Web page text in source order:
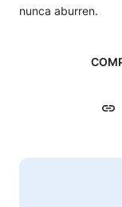
nunca aburren.